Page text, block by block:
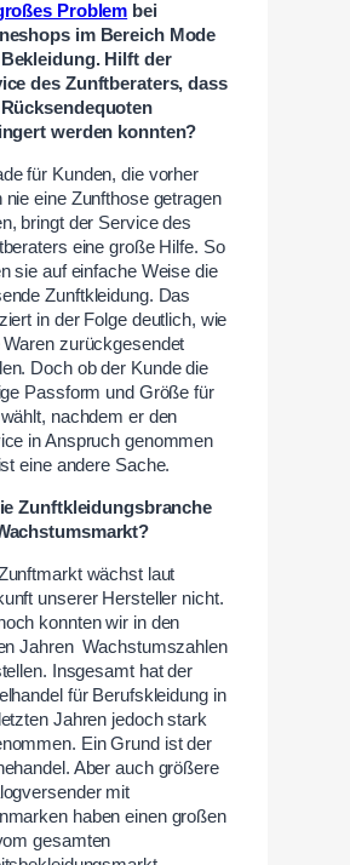
Problem bei
im Bereich Mode
Hilft der
des Zunftberaters, dass
Rücksendequoten
werden konnten?
für Kunden, die vorher
nie eine Zunfthose getragen
bringt der Service des
eine große Hilfe. So
sie auf einfache Weise die
Zunftkleidung. Das
in der Folge deutlich, wie
Waren zurückgesendet
Doch ob der Kunde die
Passform und Größe für
nachdem er den
in Anspruch genommen
eine andere Sache.
Zunftkleidungsbranche
wächst laut
unserer Hersteller nicht.
konnten wir in den
Jahren Wachstumszahlen
Insgesamt hat der
für Berufskleidung in
Jahren jedoch stark
Ein Grund ist der
Aber auch größere
mit
haben einen großen
gesamten